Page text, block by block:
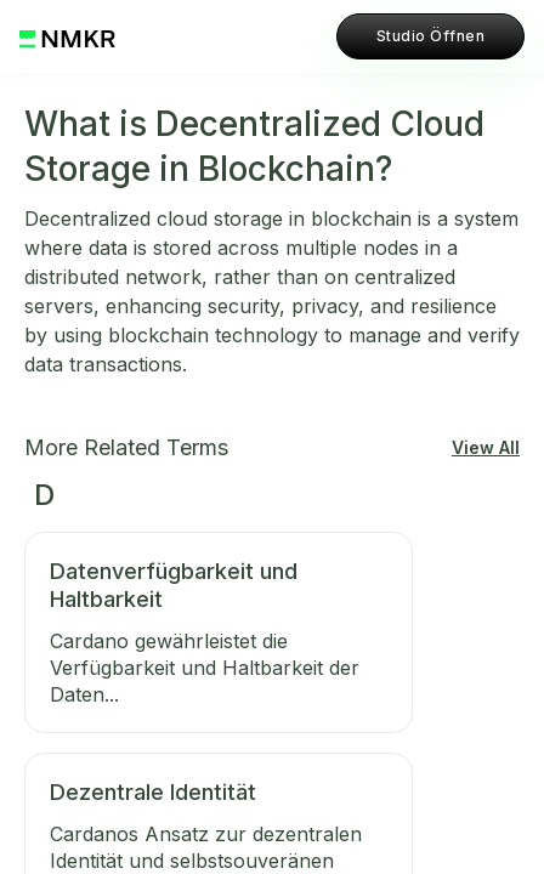
Studio Öffnen
What is Decentralized Cloud
Storage in Blockchain?
Decentralized cloud storage in blockchain is a system
where data is stored across multiple nodes in a
distributed network, rather than on centralized
servers, enhancing security, privacy, and resilience
by using blockchain technology to manage and verify
data transactions.
More Related Terms View All
D
Datenverfügbarkeit und
Haltbarkeit
Cardano gewährleistet die
Verfügbarkeit und Haltbarkeit der
Daten...
Dezentrale Identität
Cardanos Ansatz zur dezentralen
Identität und selbstsouveränen